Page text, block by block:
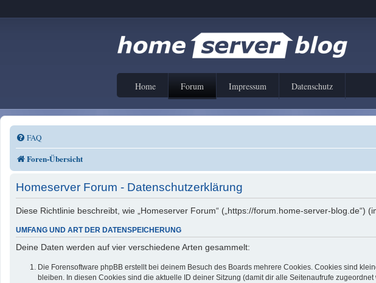
Home Forum Impressum Datenschutz
FAQ
Foren-Übersicht
Homeserver Forum - Datenschutzerklärung
Diese Richtlinie beschreibt, wie „Homeserver Forum“ („https://forum.home-server-
UMFANG UND ART DER DATENSPEICHERUNG
Deine Daten werden auf vier verschiedene Arten gesammelt:
Die Forensoftware phpBB erstellt bei deinem Besuch des Boards mehrere Cookies. Cookies sind
bleiben. In diesen Cookies sind die aktuelle ID deiner Sitzung (damit dir alle Seitenaufrufe